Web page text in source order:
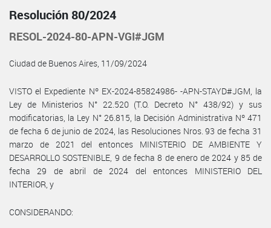
Resolución 80/2024
RESOL-2024-80-APN-VGI#JGM
Ciudad de Buenos Aires, 11/09/2024
VISTO el Expediente Nº EX-2024-85824986- -APN-STAYD#JGM, la
Ley de Ministerios N° 22.520 (T.O. Decreto N° 438/92) y sus
modificatorias, la Ley N° 26.815, la Decisión Administrativa Nº 471
de fecha 6 de junio de 2024, las Resoluciones Nros. 93 de fecha 31
marzo de 2021 del entonces MINISTERIO DE AMBIENTE Y
DESARROLLO SOSTENIBLE, 9 de fecha 8 de enero de 2024 y 85 de
fecha 29 de abril de 2024 del entonces MINISTERIO DEL
INTERIOR, y
CONSIDERANDO: